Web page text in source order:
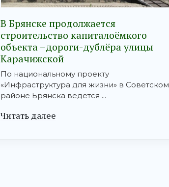
В Брянске продолжается
строительство капиталоёмкого
объекта –дороги-дублёра улицы
Карачижской
По национальному проекту
«Инфраструктура для жизни» в Советском
районе Брянска ведется ...
Читать далее